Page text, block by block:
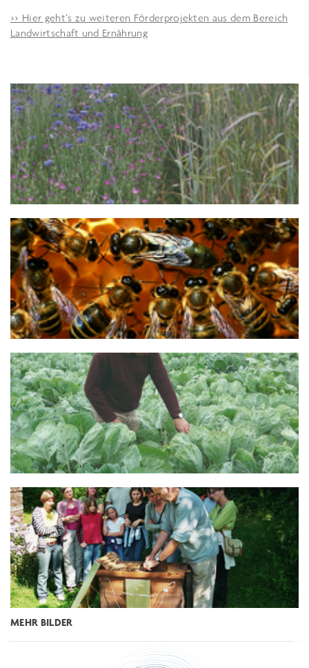
>> Hier geht‘s zu weiteren Förderprojekten aus dem Bereich
Landwirtschaft und Ernährung
MEHR BILDER